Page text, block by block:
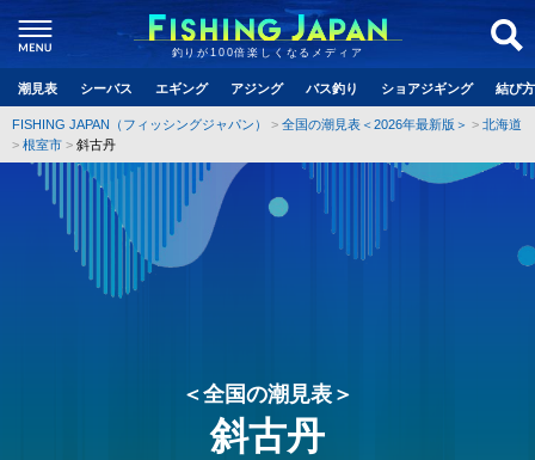
釣りが100倍楽しくなるメディア
潮見表 シーバス エギング アジング バス釣り ショアジギング 結び
FISHING JAPAN（フィッシングジャパン） 全国の潮見表＜2026年最新版＞
北海道
根室市
斜古丹
＜全国の潮見表＞
斜古丹